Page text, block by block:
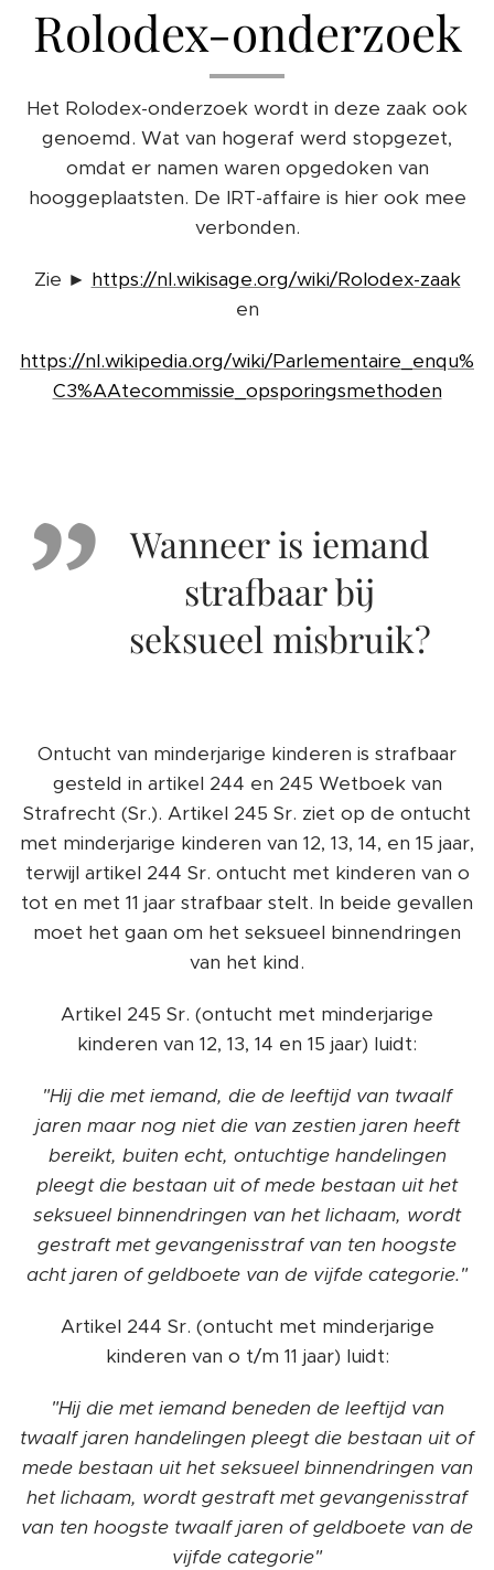
Rolodex-onderzoek
Het Rolodex-onderzoek wordt in deze zaak ook
genoemd. Wat van hogeraf werd stopgezet,
omdat er namen waren opgedoken van
hooggeplaatsten. De IRT-affaire is hier ook mee
verbonden.
Zie ► https://nl.wikisage.org/wiki/Rolodex-zaak
en
https://nl.wikipedia.org/wiki/Parlementaire_enqu%
C3%AAtecommissie_opsporingsmethoden
Wanneer is iemand
strafbaar bij
seksueel misbruik?
Ontucht van minderjarige kinderen is strafbaar
gesteld in artikel 244 en 245 Wetboek van
Strafrecht (Sr.). Artikel 245 Sr. ziet op de ontucht
met minderjarige kinderen van 12, 13, 14, en 15 jaar,
terwijl artikel 244 Sr. ontucht met kinderen van o
tot en met 11 jaar strafbaar stelt. In beide gevallen
moet het gaan om het seksueel binnendringen
van het kind.
Artikel 245 Sr. (ontucht met minderjarige
kinderen van 12, 13, 14 en 15 jaar) luidt:
"Hij die met iemand, die de leeftijd van twaalf
jaren maar nog niet die van zestien jaren heeft
bereikt, buiten echt, ontuchtige handelingen
pleegt die bestaan uit of mede bestaan uit het
seksueel binnendringen van het lichaam, wordt
gestraft met gevangenisstraf van ten hoogste
acht jaren of geldboete van de vijfde categorie."
Artikel 244 Sr. (ontucht met minderjarige
kinderen van o t/m 11 jaar) luidt:
"Hij die met iemand beneden de leeftijd van
twaalf jaren handelingen pleegt die bestaan uit of
mede bestaan uit het seksueel binnendringen van
het lichaam, wordt gestraft met gevangenisstraf
van ten hoogste twaalf jaren of geldboete van de
vijfde categorie"